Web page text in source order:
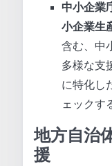
中小企業
小企業生
含む、中
多様な支
に特化し
ェックす
地方自治
援